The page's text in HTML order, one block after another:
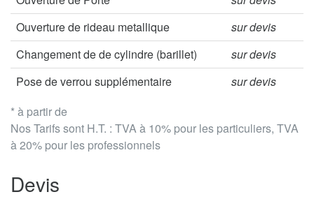
* à partir de
Nos Tarifs sont H.T. : TVA à 10% pour les particuliers, TVA
à 20% pour les professionnels
Ouverture de rideau metallique
sur devis
Changement de de cylindre (barillet)
sur devis
Pose de verrou supplémentaire
sur devis
Devis